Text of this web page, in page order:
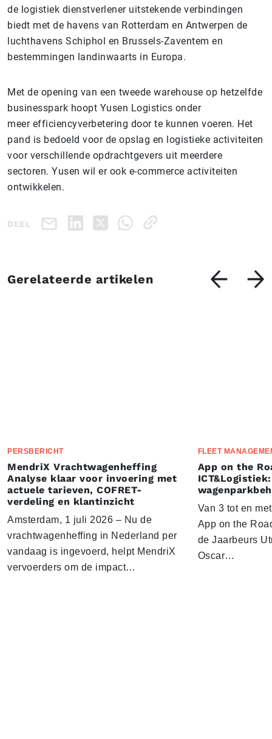
de logistiek dienstverlener uitstekende verbindingen
biedt met de havens van Rotterdam en Antwerpen de
luchthavens Schiphol en Brussels-Zaventem en
bestemmingen landinwaarts in Europa.
Met de opening van een tweede warehouse op hetzelfde
businesspark hoopt Yusen Logistics onder
meer efficiencyverbetering door te kunnen voeren. Het
pand is bedoeld voor de opslag en logistieke activiteiten
voor verschillende opdrachtgevers uit meerdere
sectoren. Yusen wil er ook e-commerce activiteiten
ontwikkelen.
DEEL
Gerelateerde artikelen
PERSBERICHT
MendriX Vrachtwagenheffing
Analyse klaar voor invoering met
actuele tarieven, COFRET-
verdeling en klantinzicht
Amsterdam, 1 juli 2026 – Nu de
vrachtwagenheffing in Nederland per
vandaag is ingevoerd, helpt MendriX
vervoerders om de impact…
FLEET
App on the
Van 3 tot en
App on the
de Jaarbeurs
Oscar…